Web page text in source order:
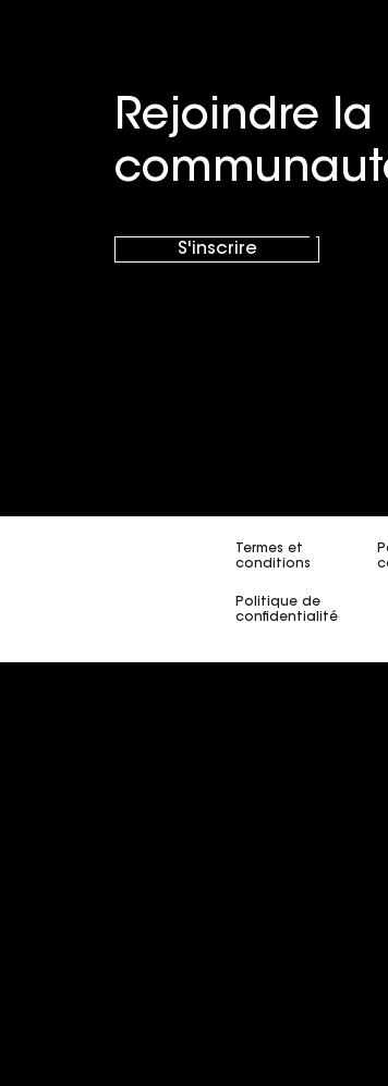
Rejoindre la
S'inscrire
Termes et
conditions
Politique de
confidentialité